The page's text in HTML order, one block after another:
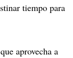
tiempo para
aprovecha a